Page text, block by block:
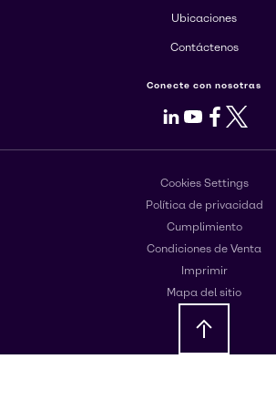
Ubicaciones
Contáctenos
Conecte con nosotras
LinkedIn
Youtube
Facebook
X
Cookies Settings
Política de privacidad
Cumplimiento
Condiciones de Venta
Imprimir
Mapa del sitio